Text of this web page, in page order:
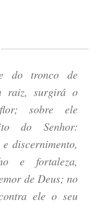
do tronco de
raiz, surgirá o
sobre ele
do Senhor:
discernimento,
e fortaleza,
de Deus; no
ele o seu